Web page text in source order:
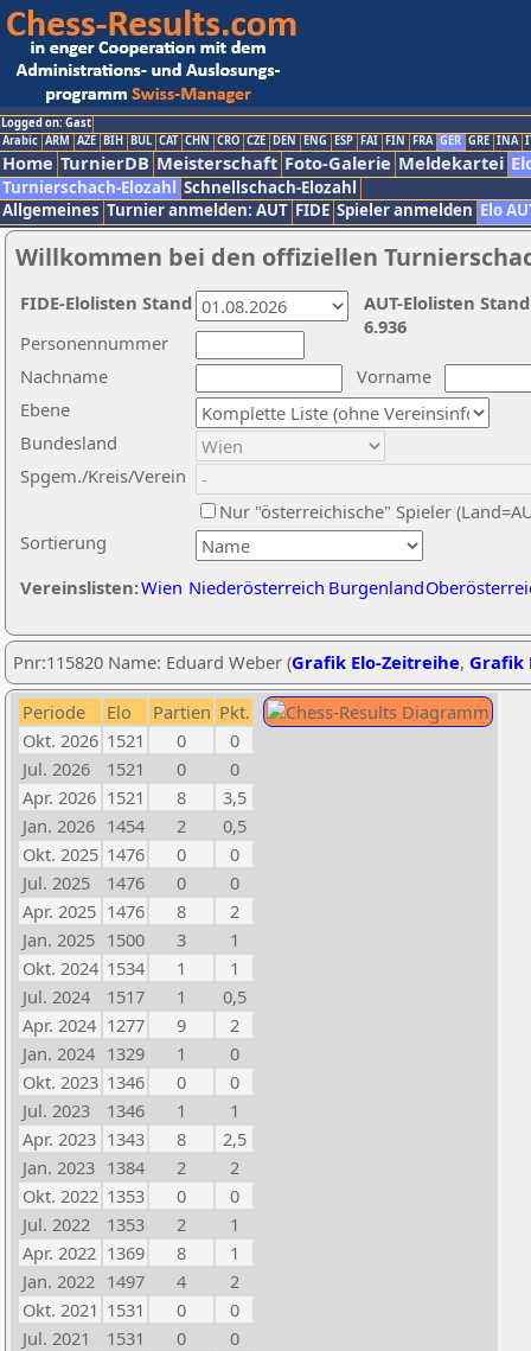
Logged on: Gast
Arabic ARM AZE BIH BUL CAT CHN CRO CZE DEN ENG ESP FAI FIN FRA GER GRE INA
Home TurnierDB Meisterschaft Foto-Galerie Meldekartei
Turnierschach-Elozahl Schnellschach-Elozahl
Allgemeines Turnier anmelden: AUT FIDE Spieler anmelden Elo
Willkommen bei den offiziellen
Nachname
Vorname
Ebene
Sortierung
Personennummer
Bundesland
Spgem./Kreis/Verein
Nur "österreichische" Spieler
Vereinslisten:Wien Niederösterreich Burgenland
AUT-Elolisten
6.936
FIDE-Elolisten Stand
Pnr:115820 Name: Eduard Weber (Grafik Elo-Zeitreihe, Grafik
Periode Elo Partien Pkt.
Okt. 2026 1521 0
0
Jul. 2026
1521 0
0
Apr. 2026 1521 8
3,5
Jan. 2026 1454 2
0,5
Okt. 2025 1476 0
0
Jul. 2025
1476 0
0
Apr. 2025 1476 8
2
Jan. 2025 1500 3
1
Okt. 2024 1534 1
1
Jul. 2024
1517 1
0,5
Apr. 2024 1277 9
2
Jan. 2024 1329 1
0
Okt. 2023 1346 0
0
Jul. 2023
1346 1
1
Apr. 2023 1343 8
2,5
Jan. 2023 1384 2
2
Okt. 2022 1353 0
0
Jul. 2022
1353 2
1
Apr. 2022 1369 8
1
Jan. 2022 1497 4
2
Okt. 2021 1531 0
0
Jul. 2021
1531 0
0